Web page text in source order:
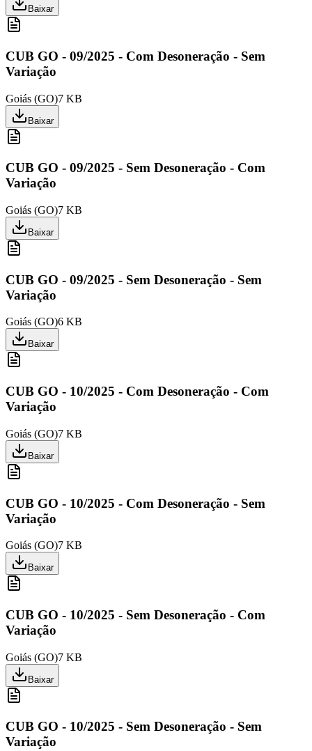
Baixar
CUB GO - 09/2025 - Com Desoneração - Sem
Variação
Goiás (GO)7 KB
Baixar
CUB GO - 09/2025 - Sem Desoneração - Com
Variação
Goiás (GO)7 KB
Baixar
CUB GO - 09/2025 - Sem Desoneração - Sem
Variação
Goiás (GO)6 KB
Baixar
CUB GO - 10/2025 - Com Desoneração - Com
Variação
Goiás (GO)7 KB
Baixar
CUB GO - 10/2025 - Com Desoneração - Sem
Variação
Goiás (GO)7 KB
Baixar
CUB GO - 10/2025 - Sem Desoneração - Com
Variação
Goiás (GO)7 KB
Baixar
CUB GO - 10/2025 - Sem Desoneração - Sem
Variação